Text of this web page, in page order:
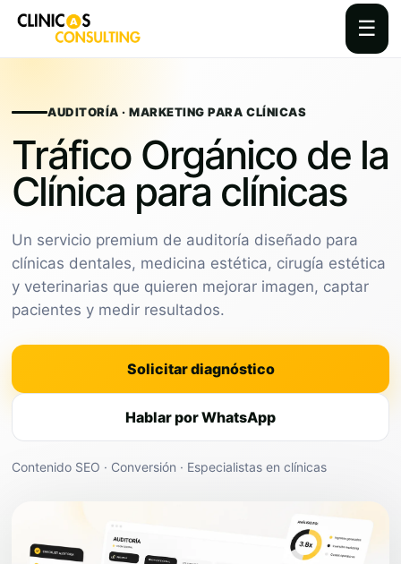
☰
contentAUDITORÍA · MARKETING PARA CLÍNICAS
Tráfico Orgánico de la
Clínica para clínicas
Un servicio premium de auditoría diseñado para
clínicas dentales, medicina estética, cirugía estética
y veterinarias que quieren mejorar imagen, captar
pacientes y medir resultados.
Solicitar diagnóstico
Hablar por WhatsApp
Contenido SEO · Conversión · Especialistas en clínicas